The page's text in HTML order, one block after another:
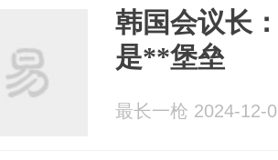
韩国会议长
是**堡垒
最长一枪 2024-12-